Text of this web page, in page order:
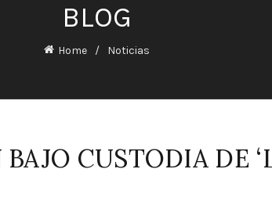
BLOG
Home Noticias
CUSTODIA DE